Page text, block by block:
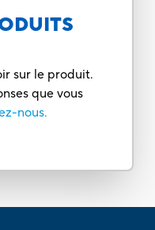
sur le produit.
que vous
nous.